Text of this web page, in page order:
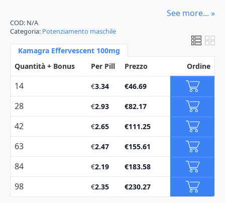
See more... »
COD: N/A
Categoria: Potenziamento maschile
Kamagra Effervescent 100mg
Quantità + Bonus
Per Pill Prezzo Ordine
14 €3.34 €46.69
28 €2.93 €82.17
42 €2.65 €111.25
63 €2.47 €155.61
84 €2.19 €183.58
98 €2.35 €230.27